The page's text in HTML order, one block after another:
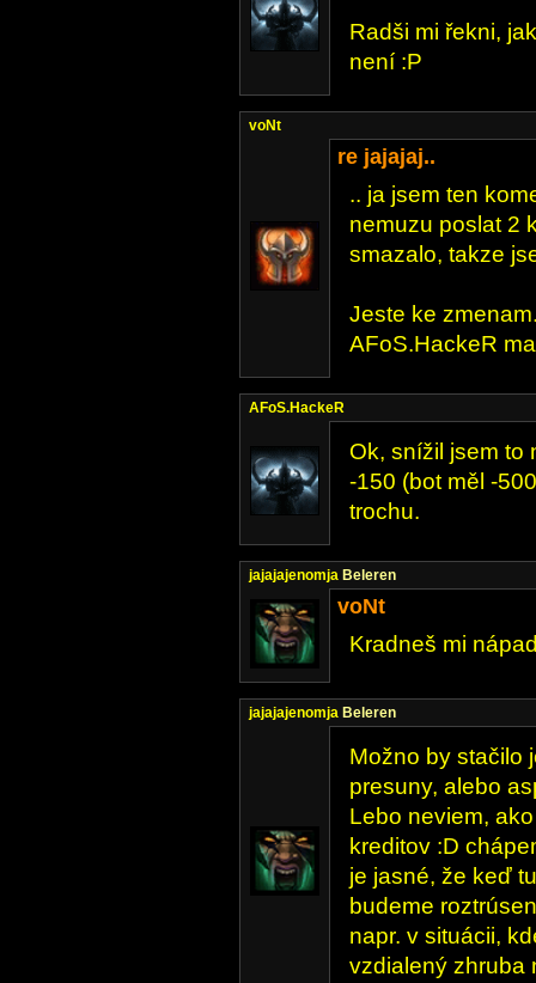
Radši mi řekni,
není :P
voNt
re jajajaj..
.. ja jsem ten
nemuzu poslat 2
smazalo, takze
Jeste ke
AFoS.HackeR
AFoS.HackeR
Ok, snížil jsem to
-150 (bot měl -
trochu.
jajajajenomja Beleren
voNt
Kradneš mi
jajajajenomja Beleren
Možno by stačilo
presuny, alebo
Lebo neviem,
kreditov :D
je jasné, že keď
budeme
napr. v situácii,
vzdialený zhruba